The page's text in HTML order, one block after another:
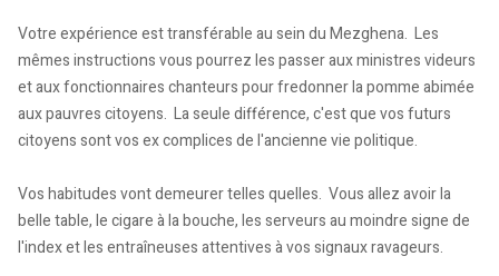
Votre expérience est transférable au sein du Mezghena. Les
mêmes instructions vous pourrez les passer aux ministres videurs
et aux fonctionnaires chanteurs pour fredonner la pomme abimée
aux pauvres citoyens. La seule différence, c'est que vos futurs
citoyens sont vos ex complices de l'ancienne vie politique.
Vos habitudes vont demeurer telles quelles. Vous allez avoir la
belle table, le cigare à la bouche, les serveurs au moindre signe de
l'index et les entraîneuses attentives à vos signaux ravageurs.